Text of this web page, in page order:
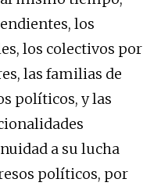
los
los colectivos por
las familias de
políticos, y las
a su lucha
políticos, por